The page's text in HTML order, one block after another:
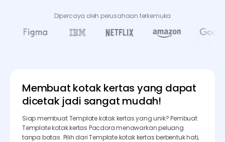
Dipercaya oleh perusahaan terkemuka
Membuat kotak kertas yang dapat
dicetak jadi sangat mudah!
Siap membuat Template kotak kertas yang unik? Pembuat
Template kotak kertas Pacdora menawarkan peluang
tanpa batas. Pilih dari Template kotak kertas berbentuk hati,